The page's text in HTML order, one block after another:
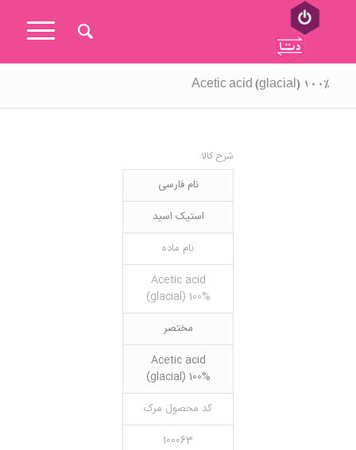
Acetic acid (glacial) 100%
شرح کالا
نام فارسی
استیک اسید
نام ماده
Acetic acid
(glacial) 100%
مختصر
Acetic acid
(glacial) 100%
کد محصول مرک
100063